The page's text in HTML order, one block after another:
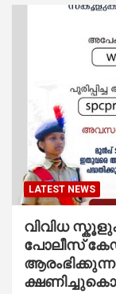
LATEST NEWS
വിവിധ
പോലീസ്